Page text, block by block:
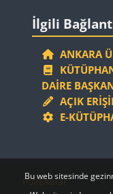
Bu web sitesinde
Bloklar
İlgili
ANKARA
DAIRE
AÇIK
E-
Bloklar
Bloklar
Politikalar